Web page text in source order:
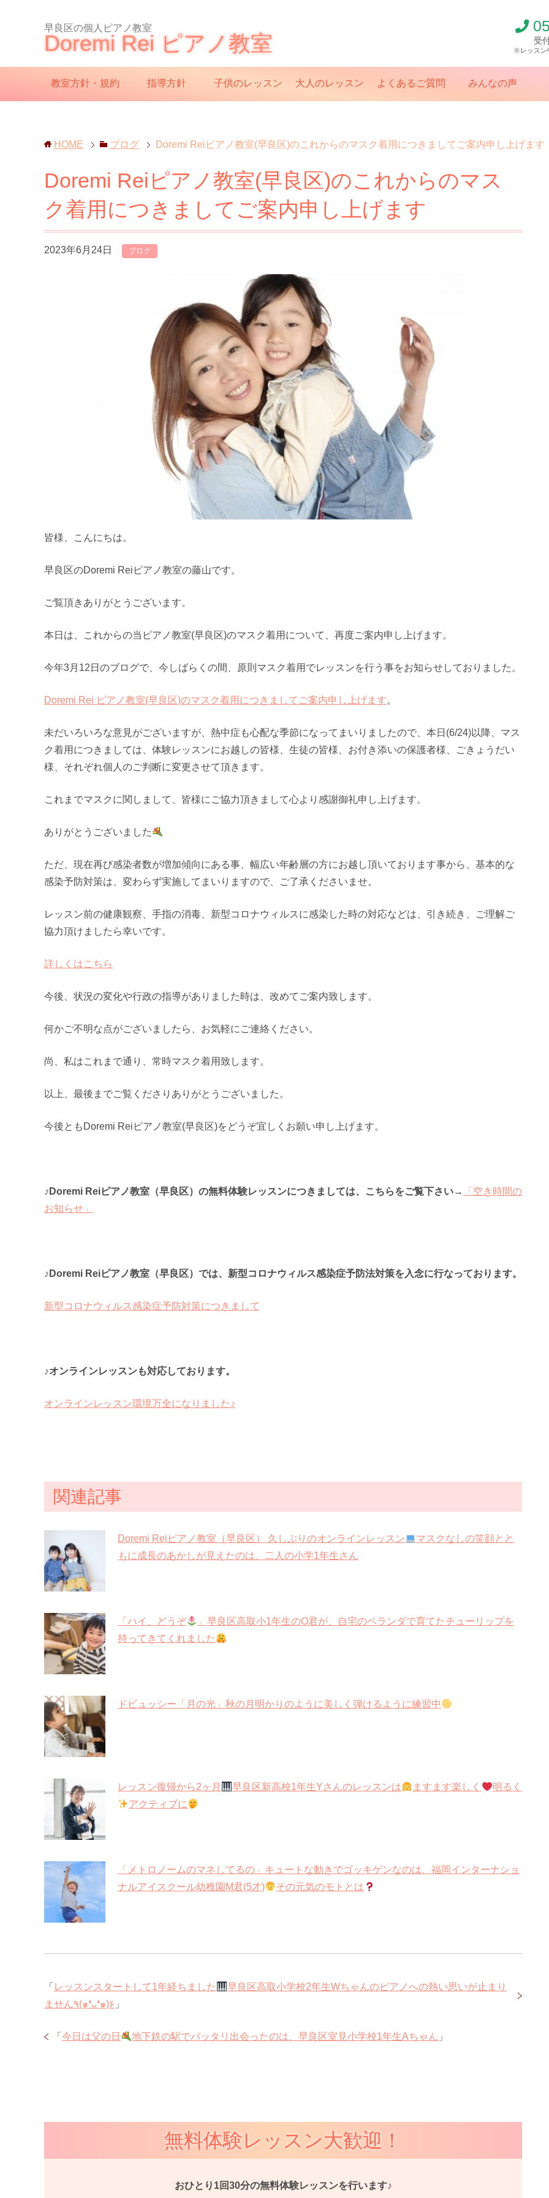
早良区の個人ピアノ教室
Doremi Rei ピアノ教室 受
※レッスン
教室方針・規約 指導方針 子供のレッスン 大人のレッスン よくあるご質問 みんなの声
HOME ブログ Doremi Reiピアノ教室(早良区)のこれからのマスク着用につきましてご案内申し上げます
Doremi Reiピアノ教室(早良区)のこれからのマス
ク着用につきましてご案内申し上げます
2023年6月24日 ブログ
皆様、こんにちは。
早良区のDoremi Reiピアノ教室の藤山です。
ご覧頂きありがとうございます。
本日は、これからの当ピアノ教室(早良区)のマスク着用について、再度ご案内申し上げます。
今年3月12日のブログで、今しばらくの間、原則マスク着用でレッスンを行う事をお知らせしておりました。
Doremi Rei ピアノ教室(早良区)のマスク着用につきましてご案内申し上げます。
未だいろいろな意見がございますが、熱中症も心配な季節になってまいりましたので、本日(6/24)以降、マス
ク着用につきましては、体験レッスンにお越しの皆様、生徒の皆様、お付き添いの保護者様、ごきょうだい
様、それぞれ個人のご判断に変更させて頂きます。
これまでマスクに関しまして、皆様にご協力頂きまして心より感謝御礼申し上げます。
ありがとうございました
ただ、現在再び感染者数が増加傾向にある事、幅広い年齢層の方にお越し頂いております事から、基本的な
感染予防対策は、変わらず実施してまいりますので、ご了承くださいませ。
レッスン前の健康観察、手指の消毒、新型コロナウィルスに感染した時の対応などは、引き続き、ご理解ご
協力頂けましたら幸いです。
詳しくはこちら
今後、状況の変化や行政の指導がありました時は、改めてご案内致します。
何かご不明な点がございましたら、お気軽にご連絡ください。
尚、私はこれまで通り、常時マスク着用致します。
以上、最後までご覧くださりありがとうございました。
今後ともDoremi Reiピアノ教室(早良区)をどうぞ宜しくお願い申し上げます。
♪Doremi Reiピアノ教室（早良区）の無料体験レッスンにつきましては、こちらをご覧下さい→
「空き時間の
お知らせ」
♪Doremi Reiピアノ教室（早良区）では、新型コロナウィルス感染症予防法対策を入念に行なっております。
新型コロナウィルス感染症予防対策につきまして
♪オンラインレッスンも対応しております。
オンラインレッスン環境万全になりました♪
関連記事
Doremi Reiピアノ教室（早良区） 久しぶりのオンラインレッスン
マスクなしの笑顔とと
もに成長のあかしが見えたのは、二人の小学1年生さん
「ハイ、どうぞ
」早良区高取小1年生のO君が、自宅のベランダで育てたチューリップを
持ってきてくれました
ドビュッシー「月の光」秋の月明かりのように美しく弾けるように練習中
レッスン復帰から2ヶ月 早良区新高校1年生Yさんのレッスンは ますます楽しく
明るく
アクティブに
「メトロノームのマネしてるの」キュートな動きでゴッキゲンなのは、福岡インターナショ
ナルアイスクール幼稚園M君(5才)
その元気のモトとは
「 レッスンスタートして1年経ちました
早良区高取小学校2年生Wちゃんのピアノへの熱い思いが止まり
ません٩(๑❛ᴗ❛๑)۶ 」
「 今日は父の日 地下鉄の駅でバッタリ出会ったのは、早良区室見小学校1年生Aちゃん 」
無料体験レッスン大歓迎！
おひとり1回30分の無料体験レッスンを行います♪